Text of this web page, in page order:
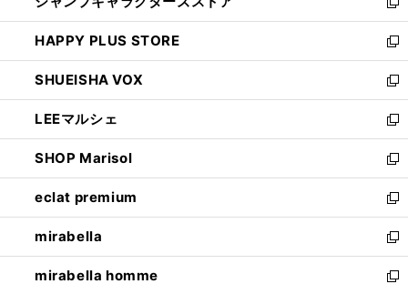
ィ
ン
ド
ウ
で
開
く
い
ウ
ィ
ン
ド
ウ
で
開
く
新
し
い
ウ
ィ
ン
ド
ウ
で
開
く
HAPPY PLUS STORE
新
し
い
ウ
ィ
ン
ド
ウ
で
開
く
SHUEISHA VOX
新
し
い
ウ
ィ
ン
ド
ウ
で
開
く
LEEマルシェ
新
し
い
ウ
ィ
ン
ド
ウ
で
SHOP Marisol
新
し
い
ウ
ィ
ン
ド
eclat premium
新
し
い
ウ
ィ
mirabella
新
し
い
mirabella homme
新